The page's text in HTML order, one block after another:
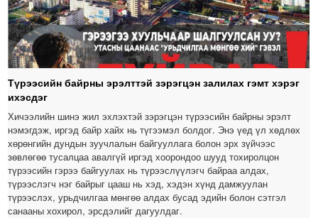
Түрээсийн байрны эрэлттэй зэрэгцэн залилах гэмт хэрэг
ихэсдэг
Хичээлийн шинэ жил эхлэхтэй зэрэгцэн түрээсийн байрны эрэлт
нэмэгдэж, иргэд байр хайх нь түгээмэл болдог. Энэ үед үл хөдлөх
хөрөнгийн дундын зуучлалын байгууллага болон эрх зүйчээс
зөвлөгөө тусалцаа авалгүй иргэд хоорондоо шууд тохиролцон
түрээсийн гэрээ байгуулах нь түрээслүүлэгч байраа алдах,
түрээслэгч нэг байрыг цааш нь хэд, хэдэн хүнд дамжуулан
түрээслэх, урьдчилгаа мөнгөө алдах бусад эдийн болон сэтгэл
санааны хохирол, эрсдэлийг дагуулдаг.